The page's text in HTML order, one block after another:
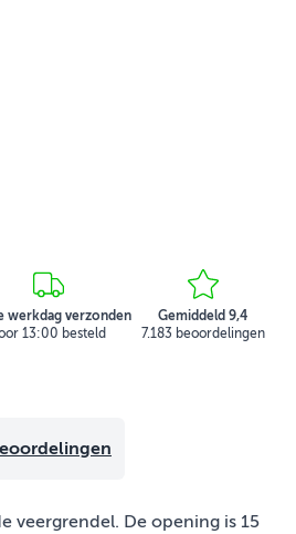
werkdag verzonden
13:00 besteld
Gemiddeld 9,4
7.183 beoordelingen
veergrendel. De opening is 15